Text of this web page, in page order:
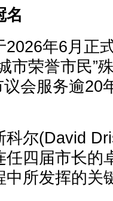
名
年6月正
市荣誉市民”
会服务逾20
科尔(David
四届市长的
中所发挥的关